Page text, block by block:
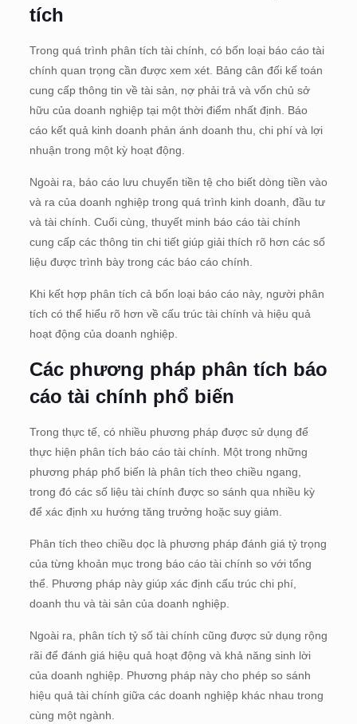
tích
Trong quá trình phân tích tài chính, có bốn loại báo cáo tài
chính quan trọng cần được xem xét. Bảng cân đối kế toán
cung cấp thông tin về tài sản, nợ phải trả và vốn chủ sở
hữu của doanh nghiệp tại một thời điểm nhất định. Báo
cáo kết quả kinh doanh phản ánh doanh thu, chi phí và lợi
nhuận trong một kỳ hoạt động.
Ngoài ra, báo cáo lưu chuyển tiền tệ cho biết dòng tiền vào
và ra của doanh nghiệp trong quá trình kinh doanh, đầu tư
và tài chính. Cuối cùng, thuyết minh báo cáo tài chính
cung cấp các thông tin chi tiết giúp giải thích rõ hơn các số
liệu được trình bày trong các báo cáo chính.
Khi kết hợp phân tích cả bốn loại báo cáo này, người phân
tích có thể hiểu rõ hơn về cấu trúc tài chính và hiệu quả
hoạt động của doanh nghiệp.
Các phương pháp phân tích báo
cáo tài chính phổ biến
Trong thực tế, có nhiều phương pháp được sử dụng để
thực hiện phân tích báo cáo tài chính. Một trong những
phương pháp phổ biến là phân tích theo chiều ngang,
trong đó các số liệu tài chính được so sánh qua nhiều kỳ
để xác định xu hướng tăng trưởng hoặc suy giảm.
Phân tích theo chiều dọc là phương pháp đánh giá tỷ trọng
của từng khoản mục trong báo cáo tài chính so với tổng
thể. Phương pháp này giúp xác định cấu trúc chi phí,
doanh thu và tài sản của doanh nghiệp.
Ngoài ra, phân tích tỷ số tài chính cũng được sử dụng rộng
rãi để đánh giá hiệu quả hoạt động và khả năng sinh lời
của doanh nghiệp. Phương pháp này cho phép so sánh
hiệu quả tài chính giữa các doanh nghiệp khác nhau trong
cùng một ngành.